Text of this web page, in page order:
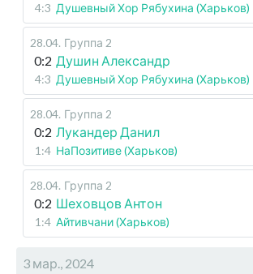
4:3 Душевный Хор Рябухина (Харьков)
28.04. Группа 2
0:2 Душин Александр
4:3 Душевный Хор Рябухина (Харьков)
28.04. Группа 2
0:2 Лукандер Данил
1:4 НаПозитиве (Харьков)
28.04. Группа 2
0:2 Шеховцов Антон
1:4 Айтивчани (Харьков)
3 мар., 2024